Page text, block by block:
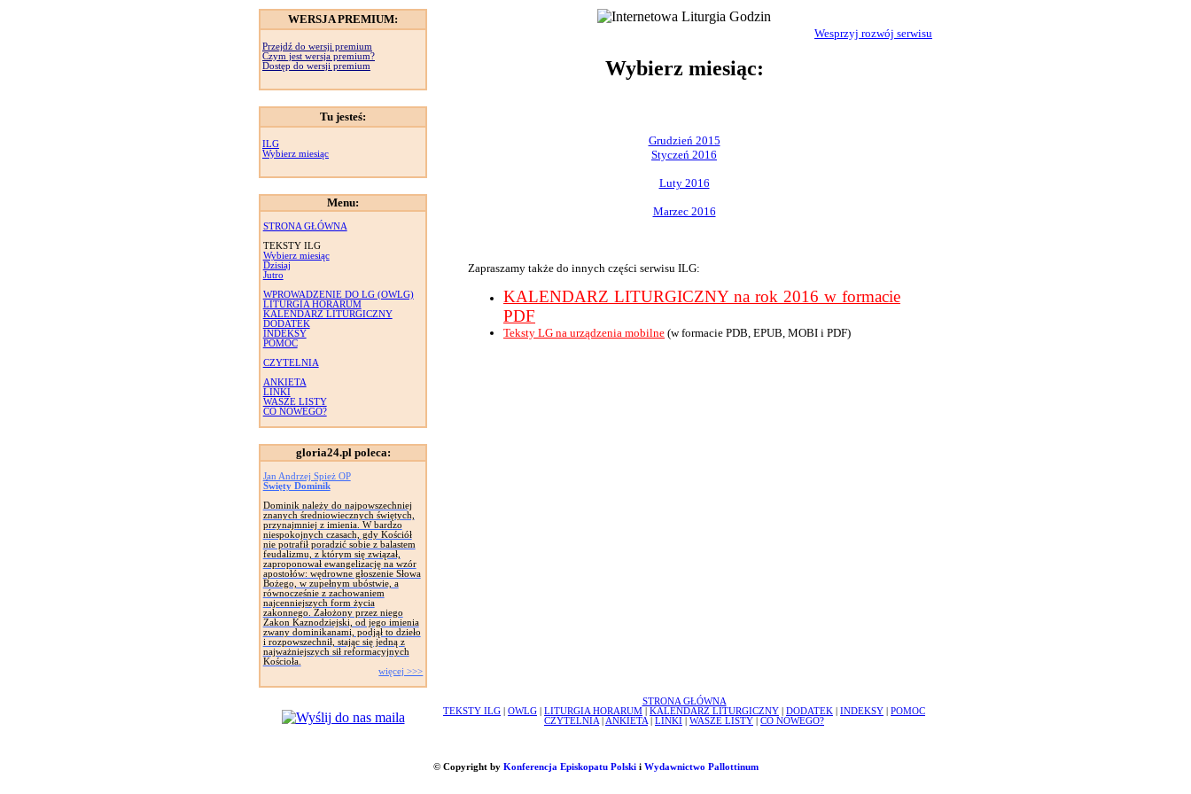
WERSJA PREMIUM:
Przejdź do wersji premium
Czym jest wersja premium?
Dostęp do wersji premium
Tu jesteś:
ILG
Wybierz miesiąc
Menu:
STRONA GŁÓWNA
TEKSTY ILG
Wybierz miesiąc
Dzisiaj
Jutro
WPROWADZENIE DO LG (OWLG)
LITURGIA HORARUM
KALENDARZ LITURGICZNY
DODATEK
INDEKSY
POMOC
CZYTELNIA
ANKIETA
LINKI
WASZE LISTY
CO NOWEGO?
gloria24.pl poleca:
Jan Andrzej Spież OP
Święty Dominik
Dominik należy do najpowszechniej
znanych średniowiecznych świętych,
przynajmniej z imienia. W bardzo
niespokojnych czasach, gdy Kościół
nie potrafił poradzić sobie z balastem
feudalizmu, z którym się związał,
zaproponował ewangelizację na wzór
apostołów: wędrowne głoszenie Słowa
Bożego, w zupełnym ubóstwie, a
równocześnie z zachowaniem
najcenniejszych form życia
zakonnego. Założony przez niego
Zakon Kaznodziejski, od jego imienia
zwany dominikanami, podjął to dzieło
i rozpowszechnił, stając się jedną z
najważniejszych sił reformacyjnych
Kościoła.
więcej >>>
Wesprzyj rozwój serwisu
Wybierz miesiąc:
Grudzień 2015
Styczeń 2016
Luty 2016
Marzec 2016
Zapraszamy także do innych części serwisu ILG:
KALENDARZ LITURGICZNY na rok 2016 w formacie
PDF
Teksty LG na urządzenia mobilne (w formacie PDB, EPUB, MOBI i PDF)
STRONA GŁÓWNA
TEKSTY ILG
OWLG LITURGIA HORARUM KALENDARZ LITURGICZNY DODATEK INDEKSY
POMOC
CZYTELNIA
ANKIETA LINKI WASZE LISTY CO NOWEGO?
© Copyright by Konferencja Episkopatu Polskii Wydawnictwo Pallottinum